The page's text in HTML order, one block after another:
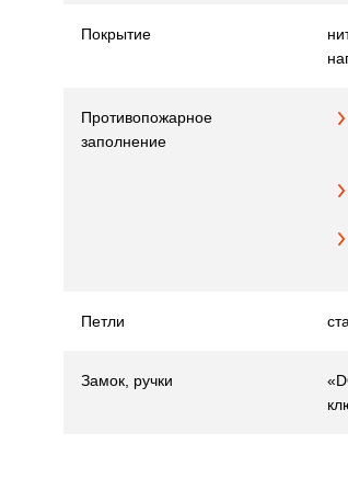
Покрытие
Противопожарное
заполнение
Петли
Замок, ручки